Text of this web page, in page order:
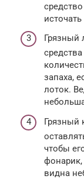
источать
Грязный
запаха,
лоток.
Грязный
чтобы
фонарик,
видна